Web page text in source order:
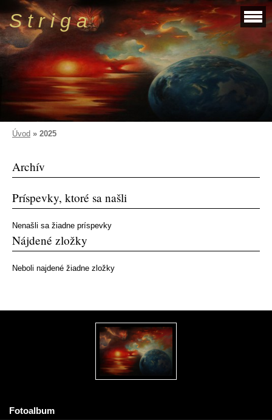
S t r i g a
Úvod » 2025
Archív
Príspevky, ktoré sa našli
Nenašli sa žiadne príspevky
Nájdené zložky
Neboli najdené žiadne zložky
Fotoalbum